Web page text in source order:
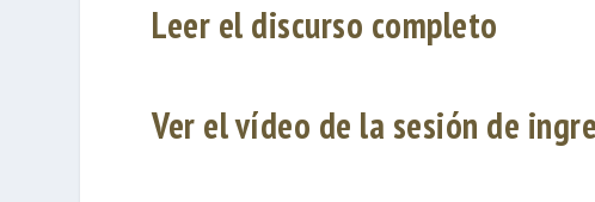
Leer el discurso completo
Ver el vídeo de la sesión de